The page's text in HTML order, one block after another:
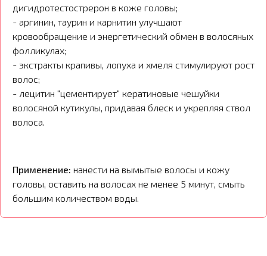
дигидротестострерон в коже головы;
- аргинин, таурин и карнитин улучшают
кровообращение и энергетический обмен в волосяных
фолликулах;
- экстракты крапивы, лопуха и хмеля стимулируют рост
волос;
- лецитин "цементирует" кератиновые чешуйки
волосяной кутикулы, придавая блеск и укрепляя ствол
волоса.
Применение: нанести на вымытые волосы и кожу
головы, оставить на волосах не менее 5 минут, смыть
большим количеством воды.